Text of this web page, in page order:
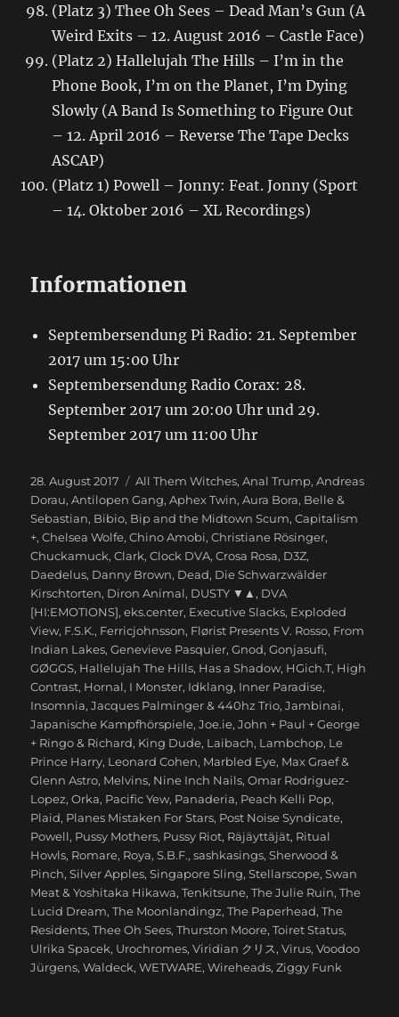
(Platz 3) Thee Oh Sees – Dead Man’s Gun (A
Weird Exits – 12. August 2016 – Castle Face)
(Platz 2) Hallelujah The Hills – I’m in the
Phone Book, I’m on the Planet, I’m Dying
Slowly (A Band Is Something to Figure Out
– 12. April 2016 – Reverse The Tape Decks
ASCAP)
(Platz 1) Powell – Jonny: Feat. Jonny (Sport
– 14. Oktober 2016 – XL Recordings)
Informationen
Septembersendung Pi Radio: 21. September
2017 um 15:00 Uhr
Septembersendung Radio Corax: 28.
September 2017 um 20:00 Uhr und 29.
September 2017 um 11:00 Uhr
Veröffentlicht
am
28. August 2017 Schlagwörter
All Them Witches,Anal Trump,Andreas
Dorau,Antilopen Gang,Aphex Twin,Aura Bora, Belle &
Sebastian, Bibio, Bip and the Midtown Scum,Capitalism
+,Chelsea Wolfe,Chino Amobi,Christiane Rösinger,
Chuckamuck,Clark,Clock DVA,Crosa Rosa, D3Z,
Daedelus, Danny Brown, Dead, Die Schwarzwälder
Kirschtorten, Diron Animal, DUSTY ▼▲ , DVA
[HI:EMOTIONS],eks.center, Executive Slacks, Exploded
View, F.S.K., Ferricjohnsson, Flørist Presents V. Rosso, From
Indian Lakes,Genevieve Pasquier,Gnod,Gonjasufi,
GØGGS, Hallelujah The Hills, Has a Shadow, HGich.T, High
Contrast, Hornal, I Monster, Idklang, Inner Paradise,
Insomnia,Jacques Palminger & 440hz Trio,Jambinai,
Japanische Kampfhörspiele,Joe.ie,John + Paul + George
+ Ringo & Richard, King Dude, Laibach, Lambchop, Le
Prince Harry, Leonard Cohen, Marbled Eye, Max Graef &
Glenn Astro, Melvins, Nine Inch Nails,Omar Rodriguez-
Lopez,Orka, Pacific Yew, Panaderia, Peach Kelli Pop,
Plaid, Planes Mistaken For Stars, Post Noise Syndicate,
Powell, Pussy Mothers, Pussy Riot, Räjäyttäjät, Ritual
Howls, Romare, Roya,S.B.F.,sashkasings,Sherwood &
Pinch,Silver Apples,Singapore Sling,Stellarscope,Swan
Meat & Yoshitaka Hikawa,Tenkitsune,The Julie Ruin,The
Lucid Dream,The Moonlandingz,The Paperhead,The
Residents,Thee Oh Sees,Thurston Moore,Toiret Status,
Ulrika Spacek, Urochromes,Viridian クリス,Virus,Voodoo
Jürgens,Waldeck,WETWARE,Wireheads,Ziggy Funk